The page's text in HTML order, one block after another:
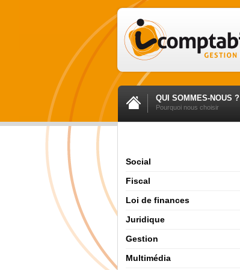
QUI SOMMES-NOUS ?
Pourquoi nous choisir
Social
Fiscal
Loi de finances
Juridique
Gestion
Multimédia